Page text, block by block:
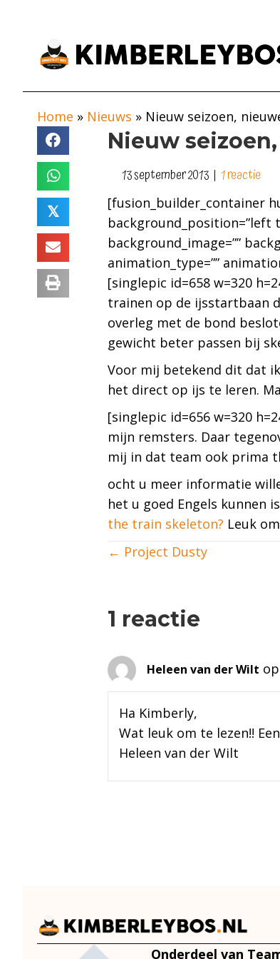
Home » Nieuws » Nieuw seizoen,
𝕏
Nieuw
13 september 2013 | 1 reactie
[fusion_builder_container
background_position=”left
background_image=””
animation_type=””
[singlepic id=658 w=320
trainen op de ijsstartbaan
overleg met de bond
gewicht beter passen bij
Voor mij betekend dit dat
het direct op ijs te leren.
[singlepic id=656 w=320
mijn remsters. Daar
mij in dat team ook prima
ocht u meer informatie
het u goed Engels kunnen is
the train skeleton? Leuk
Posts
← Project Dusty
1 reactie
Heleen van der Wilt
Ha Kimberly,
Wat leuk om te lezen!!
Heleen van der Wilt
Onderdeel van